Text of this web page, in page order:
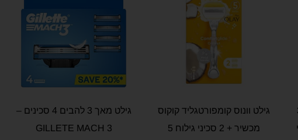
+ 3
גילט וונוס קומפורטגליד קוקוס
מכשיר + 2 סכיני גילוח 5
גילט מאך 3 להבים 4 סכינים –
GILLETE MACH 3